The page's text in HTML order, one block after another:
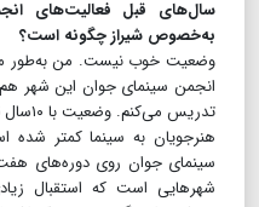
سال‌های قبل فعالیت‌های
به‌خصوص شیراز چگونه است؟
وضعیت خوب نیست. من به‌طور
انجمن سینمای جوان این شهر
تدریس
هنرجویان به سینما کمتر شده
شهرهایی است که استقبال